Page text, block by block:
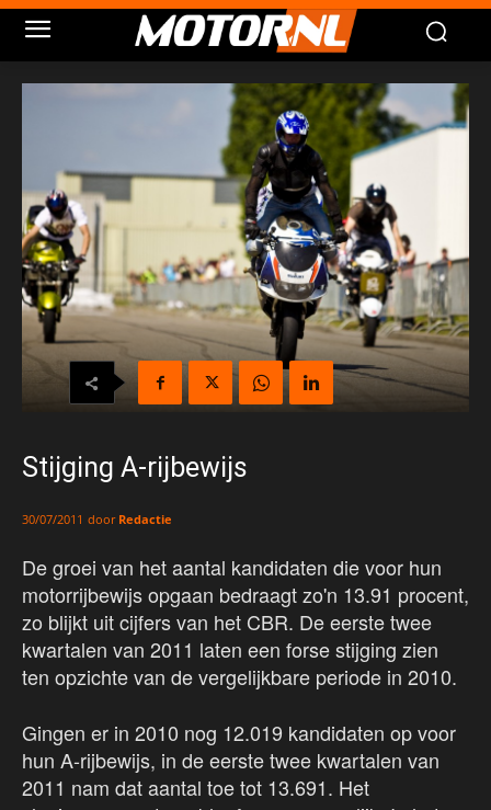
Stijging A-rijbewijs
30/07/2011 door Redactie
De groei van het aantal kandidaten die voor hun
motorrijbewijs opgaan bedraagt zo'n 13.91 procent,
zo blijkt uit cijfers van het CBR. De eerste twee
kwartalen van 2011 laten een forse stijging zien
ten opzichte van de vergelijkbare periode in 2010.
Gingen er in 2010 nog 12.019 kandidaten op voor
hun A-rijbewijs, in de eerste twee kwartalen van
2011 nam dat aantal toe tot 13.691. Het